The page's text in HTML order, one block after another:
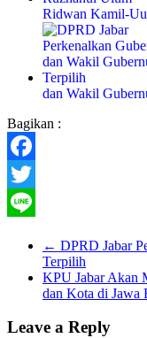
Ridwan Kamil-
dan Wakil
Bagikan :
Facebook
Twitter
← DPRD Jabar
Terpilih
KPU Jabar Akan
dan Kota di Jawa
Leave a Reply